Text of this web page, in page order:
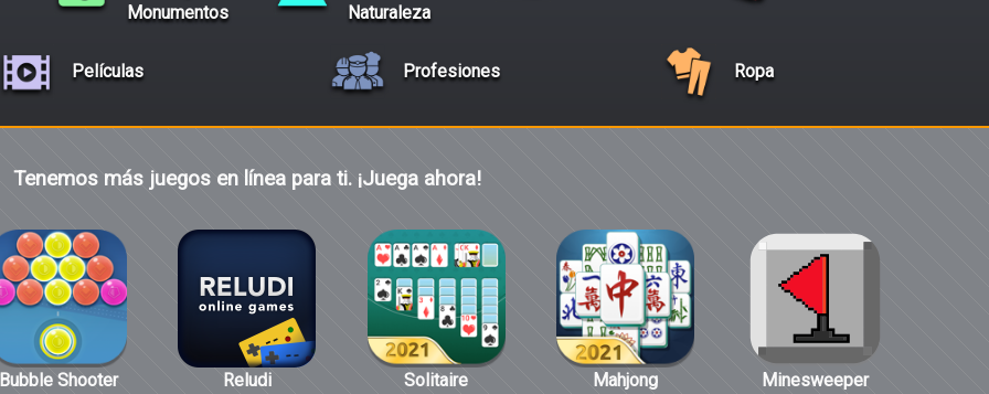
Monumentos
Naturaleza
Películas Profesiones Ropa
Tenemos más juegos en línea para ti. ¡Juega ahora!
Bubble Shooter Reludi Solitaire Mahjong Minesweeper